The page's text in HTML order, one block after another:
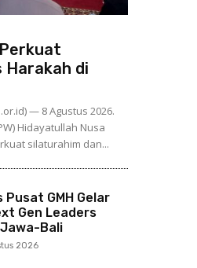
di
— 8 Agustus 2026.
Hidayatullah Nusa
silaturahim dan...
Pusat GMH Gelar
Gen Leaders
Bali
2026